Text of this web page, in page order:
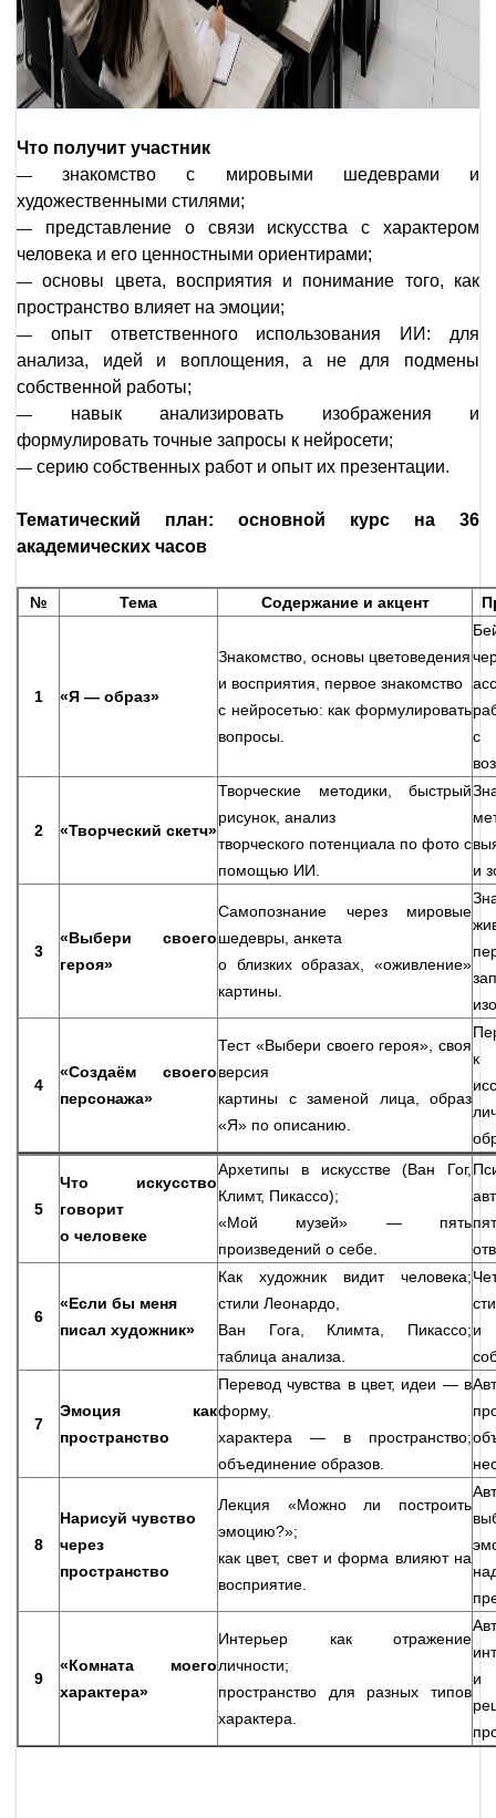
Что получит участник
—знакомство с мировыми шедеврами и
художественными стилями;
— представление о связи искусства с характером
человека и его ценностными ориентирами;
—основы цвета, восприятия и понимание того, как
пространство влияет на эмоции;
— опыт ответственного использования ИИ: для
анализа, идей и воплощения, а не для подмены
собственной работы;
— навык анализировать изображения и
формулировать точные запросы к нейросети;
— серию собственных работ и опыт их презентации.​
Тематический план: основной курс на 36
академических часов
№ Тема Содержание и акцент
1 «Я — образ»
Знакомство, основы цветоведения
и восприятия, первое знакомство
с нейросетью: как формулировать
вопросы.
с
2 «Творческий скетч»
Творческие методики, быстрый
рисунок, анализ
творческого потенциала по фото с
помощью ИИ.
и
3
«Выбери своего
героя»
Самопознание через мировые
шедевры, анкета
о близких образах, «оживление»
картины.
4
«Создаём своего
персонажа»
Тест «Выбери своего героя», своя
версия
картины с заменой лица, образ
«Я» по описанию.
к
5
Что искусство
говорит
о человеке
Архетипы в искусстве (Ван Гог,
Климт, Пикассо);
«Мой музей» — пять
произведений о себе.
6
«Если бы меня
писал художник»
Как художник видит человека;
стили Леонардо,
Ван Гога, Климта, Пикассо;
таблица анализа.
и
7
Эмоция как
пространство
Перевод чувства в цвет, идеи — в
форму,
характера — в пространство;
объединение образов.
8
Нарисуй чувство
через
пространство
Лекция «Можно ли построить
эмоцию?»;
как цвет, свет и форма влияют на
восприятие.
9
«Комната моего
характера»
Интерьер как отражение
личности;
пространство для разных типов
характера.
и